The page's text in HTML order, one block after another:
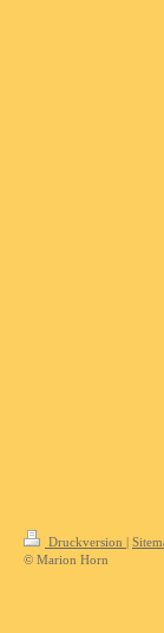
Druckversion |
© Marion Horn